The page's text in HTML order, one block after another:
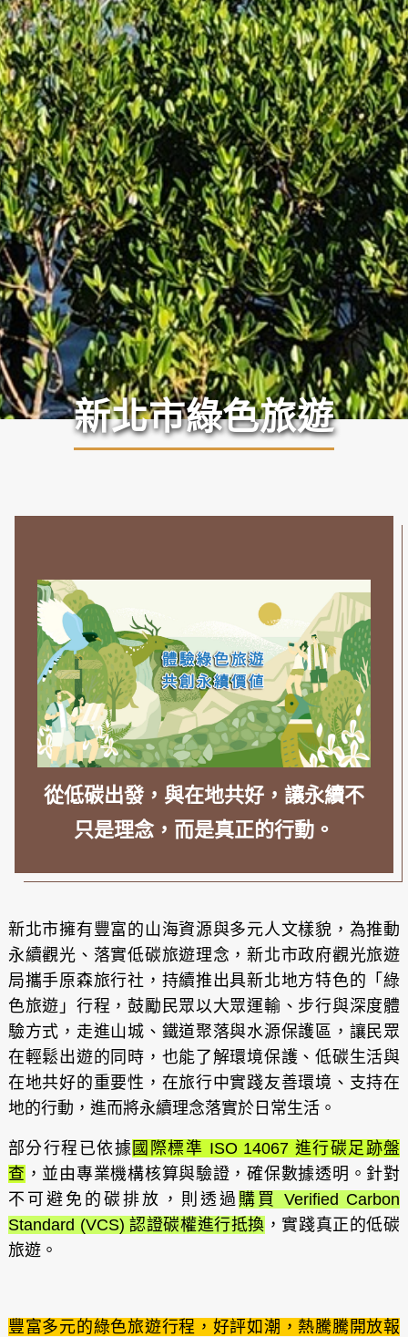
新北市綠色旅遊
從低碳出發，與在地共好，讓永續不
只是理念，而是真正的行動。
新北市擁有豐富的山海資源與多元人文樣貌，為推動
永續觀光、落實低碳旅遊理念，新北市政府觀光旅遊
局攜手原森旅行社，持續推出具新北地方特色的「綠
色旅遊」行程，鼓勵民眾以大眾運輸、步行與深度體
驗方式，走進山城、鐵道聚落與水源保護區，讓民眾
在輕鬆出遊的同時，也能了解環境保護、低碳生活與
在地共好的重要性，在旅行中實踐友善環境、支持在
地的行動，進而將永續理念落實於日常生活。
部分行程已依據 國際標準 ISO 14067 進行碳足跡盤
查 ，並由專業機構核算與驗證，確保數據透明。針對
不可避免的碳排放，則透過 購買 Verified Carbon
Standard (VCS) 認證碳權進行抵換 ，實踐真正的低碳
旅遊。
豐富多元的綠色旅遊行程，好評如潮，熱騰騰開放報